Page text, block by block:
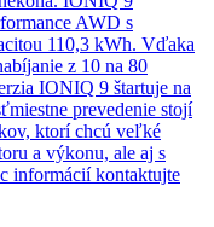
AWD s
110,3 kWh. Vďaka
z 10 na 80
IONIQ 9 štartuje na
prevedenie stojí
ktorí chcú veľké
a výkonu, ale aj s
informácií kontaktujte